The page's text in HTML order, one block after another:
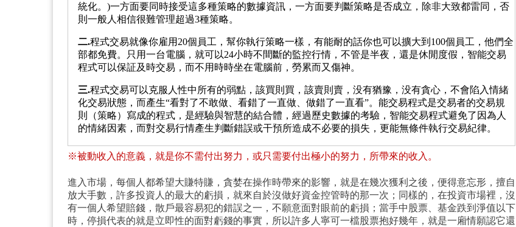
統化。)一方面要同時接受這多種策略的數據資訊，一方面要判斷策略是否成立，除非大致都雷同，否
則一般人相信很難管理超過3種策略。
二.程式交易就像你雇用20個員工，幫你執行策略一樣，有能耐的話你也可以擴大到100個員工，他們全
部都免費。只用一台電腦，就可以24小時不間斷的監控行情，不管是半夜，還是休閒度假，智能交易
程式可以保証及時交易，而不用時時坐在電腦前，勞累而又傷神。
三.程式交易可以克服人性中所有的弱點，該買則買，該賣則賣，没有猶豫，没有貪心，不會陷入情緒
化交易狀態，而產生“看對了不敢做、看錯了一直做、做錯了一直看”。能交易程式是交易者的交易規
則（策略）寫成的程式，是經驗與智慧的結合體，經過歷史數據的考驗，智能交易程式避免了因為人
的情緒因素，而對交易行情產生判斷錯誤或干預所造成不必要的損失，更能無條件執行交易紀律。
※被動收入的意義，就是你不需付出努力，或只需要付出極小的努力，所帶來的收入。
進入市場，每個人都希望大賺特賺，貪婪在操作時帶來的影響，就是在幾次獲利之後，便得意忘形，擅自
放大手數，許多投資人的最大的虧損，就來自於沒做好資金控管時的那一次；同樣的，在投資市場裡，沒
有一個人希望賠錢，散戶最容易犯的錯誤之一，不願意面對眼前的虧損；當手中股票、基金跌到淨值以下
時，停損代表的就是立即性的面對虧錢的事實，所以許多人寧可一檔股票抱好幾年，就是一廂情願認它還